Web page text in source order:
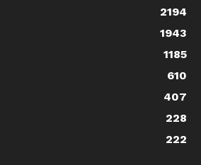
2194
1943
1185
610
407
228
222